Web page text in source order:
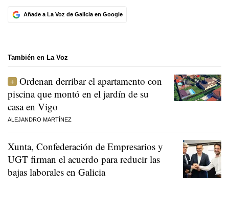
Añade a La Voz de Galicia en Google
También en La Voz
Ordenan derribar el apartamento con
piscina que montó en el jardín de su
casa en Vigo
ALEJANDRO MARTÍNEZ
Xunta, Confederación de Empresarios y
UGT firman el acuerdo para reducir las
bajas laborales en Galicia